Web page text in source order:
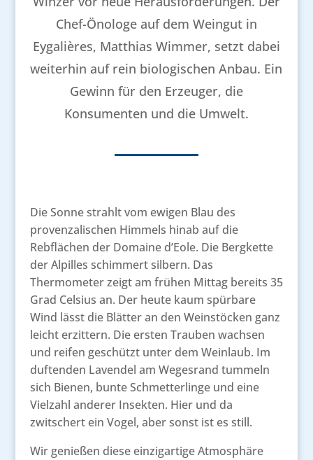
Chef-Önologe auf dem Weingut in
Eygalières, Matthias Wimmer, setzt dabei
weiterhin auf rein biologischen Anbau. Ein
Gewinn für den Erzeuger, die
Konsumenten und die Umwelt.
Die Sonne strahlt vom ewigen Blau des
provenzalischen Himmels hinab auf die
Rebflächen der Domaine d’Eole. Die Bergkette
der Alpilles schimmert silbern. Das
Thermometer zeigt am frühen Mittag bereits 35
Grad Celsius an. Der heute kaum spürbare
Wind lässt die Blätter an den Weinstöcken ganz
leicht erzittern. Die ersten Trauben wachsen
und reifen geschützt unter dem Weinlaub. Im
duftenden Lavendel am Wegesrand tummeln
sich Bienen, bunte Schmetterlinge und eine
Vielzahl anderer Insekten. Hier und da
zwitschert ein Vogel, aber sonst ist es still.
Wir genießen diese einzigartige Atmosphäre